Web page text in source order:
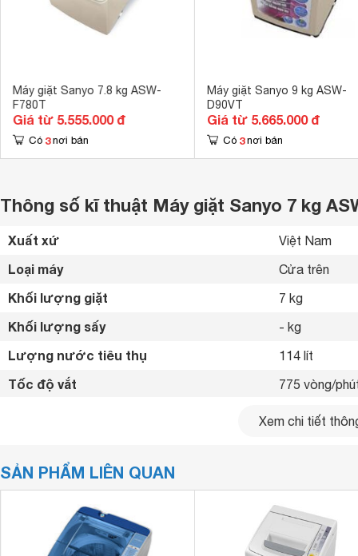
Máy giặt Sanyo 7.8 kg ASW-
F780T
Giá từ 5.555.000 đ
Có 3 nơi bán
Máy giặt Sanyo 9 kg ASW-
D90VT
Giá từ 5.665.000 đ
Có 3 nơi bán
Thông số kĩ thuật Máy giặt Sanyo 7 kg
Xuất xứ Việt Nam
Loại máy Cửa trên
Khối lượng giặt 7 kg
Khối lượng sấy - kg
Lượng nước tiêu thụ 114 lít
Tốc độ vắt 775 vòng/
Không
Chương trình hoạt động
Chức năng
Tự khởi
Bộ lọc sơ vải
Xem chi tiết
SẢN PHẨM LIÊN QUAN